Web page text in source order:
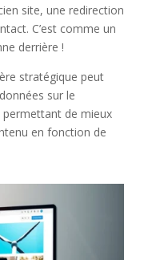
site, une redirection
C’est comme un
derrière !
stratégique peut
sur le
de mieux
en fonction de